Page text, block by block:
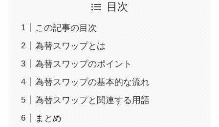
目次
この記事の目次
為替スワップとは
為替スワップのポイント
為替スワップの基本的な流れ
為替スワップと関連する用語
まとめ